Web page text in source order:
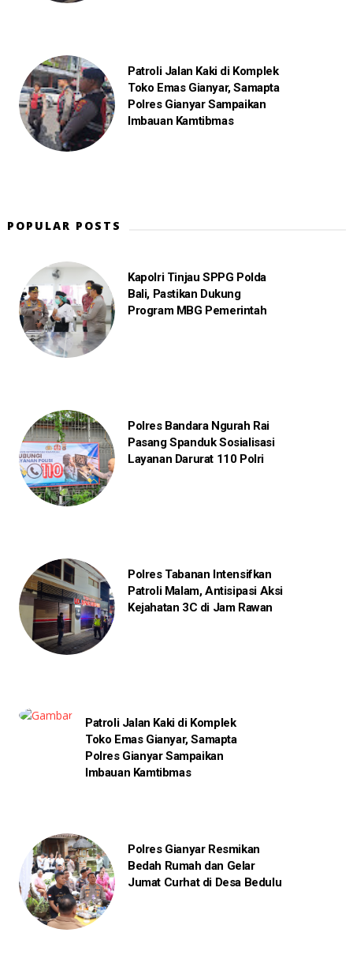
Patroli Jalan Kaki di Komplek
Toko Emas Gianyar, Samapta
Polres Gianyar Sampaikan
Imbauan Kamtibmas
POPULAR POSTS
Kapolri Tinjau SPPG Polda
Bali, Pastikan Dukung
Program MBG Pemerintah
Polres Bandara Ngurah Rai
Pasang Spanduk Sosialisasi
Layanan Darurat 110 Polri
Polres Tabanan Intensifkan
Patroli Malam, Antisipasi Aksi
Kejahatan 3C di Jam Rawan
Patroli Jalan Kaki di Komplek
Toko Emas Gianyar, Samapta
Polres Gianyar Sampaikan
Imbauan Kamtibmas
Polres Gianyar Resmikan
Bedah Rumah dan Gelar
Jumat Curhat di Desa Bedulu